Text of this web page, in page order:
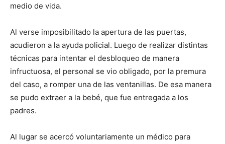
medio de vida.
Al verse imposibilitado la apertura de las puertas,
acudieron a la ayuda policial. Luego de realizar distintas
técnicas para intentar el desbloqueo de manera
infructuosa, el personal se vio obligado, por la premura
del caso, a romper una de las ventanillas. De esa manera
se pudo extraer a la bebé, que fue entregada a los
padres.
Al lugar se acercó voluntariamente un médico para